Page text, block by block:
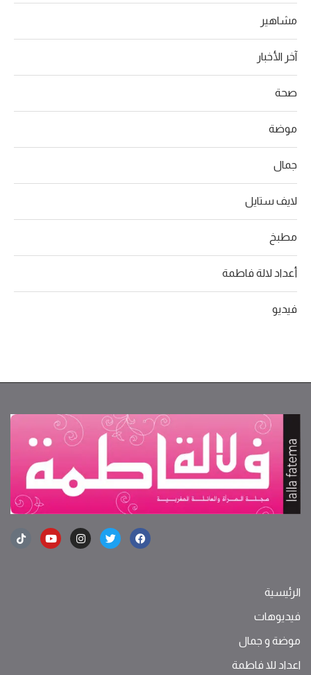
مشاهير
آخر الأخبار
صحة
موضة
جمال
لايف ستايل
مطبخ
أعداد لالة فاطمة
فيديو
الرئيسية
فيديوهات
موضة ‫و‬ ‫‬‫جمال‬
اعداد للا فاطمة